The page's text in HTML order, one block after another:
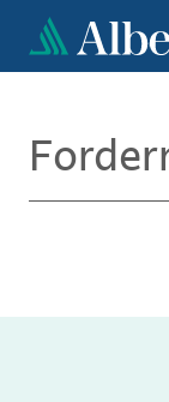
Direkt
zum
Inhalt